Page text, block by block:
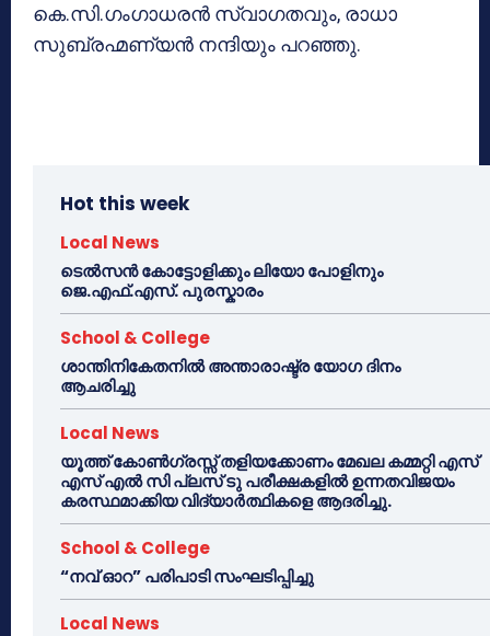
കെ.സി.ഗംഗാധരന്‍ സ്വാഗതവും, രാധാ
സുബ്രഹ്മണ്യന്‍ നന്ദിയും പറഞ്ഞു.
Hot this week
Local News
ടെൽസൻ കോട്ടോളിക്കും ലിയോ പോളിനും
ജെ.എഫ്.എസ്. പുരസ്കാരം
School & College
ശാന്തിനികേതനിൽ അന്താരാഷ്ട്ര യോഗ ദിനം
ആചരിച്ചു
Local News
യൂത്ത് കോൺഗ്രസ്സ് തളിയക്കോണം മേഖല കമ്മറ്റി എസ്
എസ് എൽ സി പ്ലസ് ടു പരീക്ഷകളിൽ ഉന്നതവിജയം
കരസ്ഥമാക്കിയ വിദ്യാർത്ഥികളെ ആദരിച്ചു.
School & College
“നവ് ഓറ” പരിപാടി സംഘടിപ്പിച്ചു
Local News